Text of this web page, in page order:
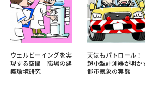
ウェルビーイングを実
現する空間 職場の建
築環境研究
天気もパトロール！
超小型計測器が明か
都市気象の実態